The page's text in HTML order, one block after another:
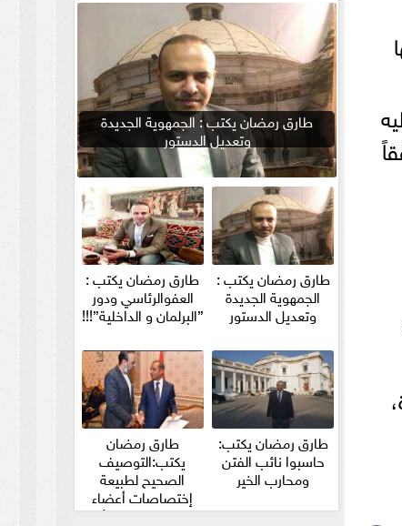
طارق رمضان يكتب : الجمهوية الجديدة
وتعديل الدستور
طارق رمضان يكتب :
الجمهوية الجديدة
وتعديل الدستور
طارق رمضان يكتب :
العفوالرئاسي ودور
”البرلمان و الداخلية”!!!
طارق رمضان يكتب:
حاسبوا نائب الفتن
ومحارب الخير
طارق رمضان
يكتب:التوصيف
الصحيح لطبيعة
إختصاصات أعضاء
مجلس الشيوخ والأمين